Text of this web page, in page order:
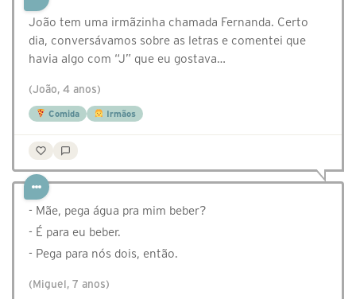
João tem uma irmãzinha chamada Fernanda. Certo
dia, conversávamos sobre as letras e comentei que
havia algo com “J” que eu gostava…
(João, 4 anos)
Comida Irmãos
- Mãe, pega água pra mim beber?
- É para eu beber.
- Pega para nós dois, então.
(Miguel, 7 anos)